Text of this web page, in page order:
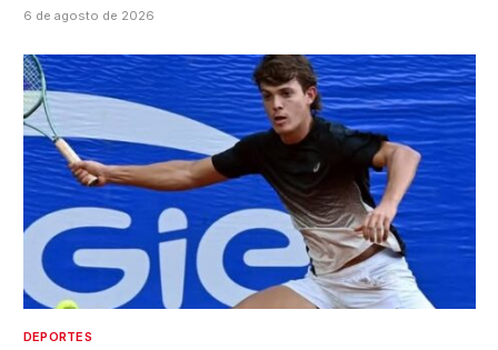
6 de agosto de 2026
DEPORTES